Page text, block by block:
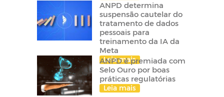
ANPD determina
suspensão cautelar do
tratamento de dados
pessoais para
treinamento da IA da
Meta
Leia mais
ANPD é premiada com
Selo Ouro por boas
práticas regulatórias
Leia mais